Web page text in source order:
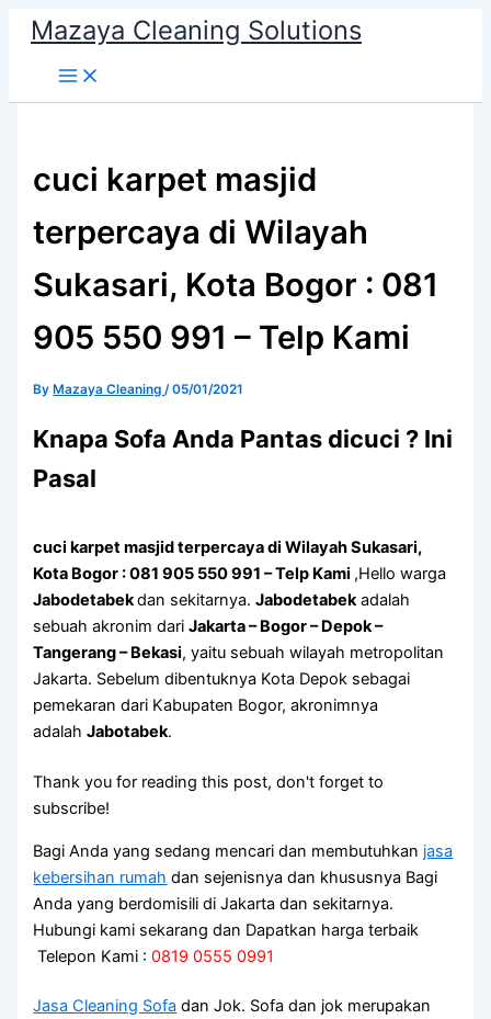
content
Mazaya Cleaning Solutions
cuci karpet masjid
terpercaya di Wilayah
Sukasari, Kota Bogor : 081
905 550 991 – Telp Kami
By Mazaya Cleaning/05/01/2021
Knapa Sofa Andа Pantas dicuci ? Ini
Pasal
cuci karpet masjid terpercaya di Wilayah Sukasari,
Kota Bogor : 081 905 550 991 – Telp Kami ,Hello warga
Jabodetabekdan sekitarnya.Jabodetabekadalah
sebuah akronim dariJakarta – Bogor – Depok –
Tangerang – Bekasi, yaitu sebuah wilayah metropolitan
Jakarta. Sebelum dibentuknya Kota Depok sebagai
pemekaran dari Kabupaten Bogor, akronimnya
adalahJabotabek.
Thank you for reading this post, don't forget to
subscribe!
Bagi Anda yang sedang mencari dan membutuhkan jasa
kebersihan rumah dan sejenisnya dan khususnya Bagi
Anda yang berdomisili di Jakarta dan sekitarnya.
Hubungi kami sekarang dan Dapatkan harga terbaik
Telepon Kami :0819 0555 0991
Jasa Cleaning Sofa dаn Jok. Sofa dаn jok mеruраkаn